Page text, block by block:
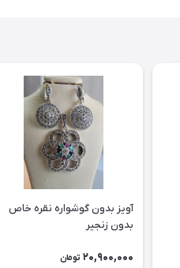
آویز بدون گوشواره نقره خاص
بدون زنجیر
20,900,000 تومان